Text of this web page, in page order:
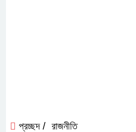
প্রচ্ছদ / রাজনীতি